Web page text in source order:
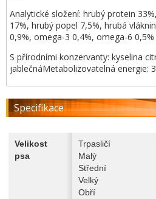
Analytické složení: hrubý protein
17%, hrubý popel 7,5%, hrubá
0,9%, omega-3 0,4%, omega-6 0,5%
S přírodními konzervanty: kyselina
jablečnáMetabolizovatelná energie:
Specifikace
Velikost
psa
Trpasličí
Malý
Střední
Velký
Obří